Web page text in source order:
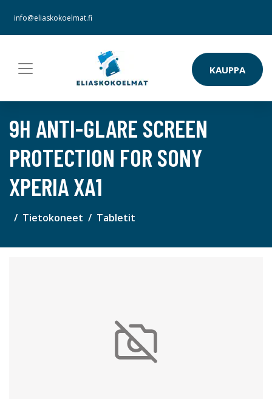
info@eliaskokoelmat.fi
KAUPPA
9H ANTI-GLARE SCREEN
PROTECTION FOR SONY
XPERIA XA1
Tietokoneet Tabletit